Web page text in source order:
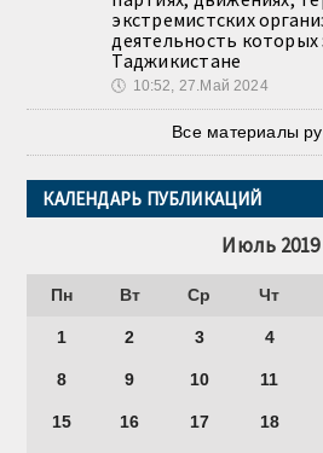
экстремистских
деятельность
Таджикистане
🕔 10:52, 27.Май 2024
Все материалы
КАЛЕНДАРЬ ПУБЛИКАЦИЙ
Июль 2019
Пн Вт Ср Чт
1 2 3 4
8 9 10 11
15 16 17 18